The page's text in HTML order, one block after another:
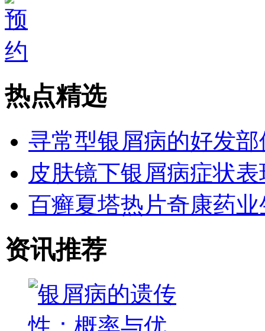
热点精选
寻常型银屑病的好发部
皮肤镜下银屑病症状表
百癣夏塔热片奇康药业
资讯推荐